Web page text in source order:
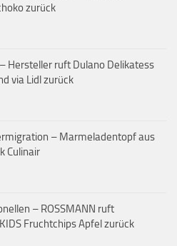
zurück
Hersteller ruft Dulano Delikatess
via Lidl zurück
– Marmeladentopf aus
Culinair
– ROSSMANN ruft
KIDS Fruchtchips Apfel zurück